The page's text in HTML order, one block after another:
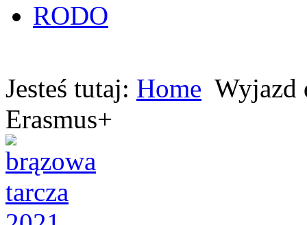
RODO
Jesteś tutaj: Home Wyjazd
Erasmus+